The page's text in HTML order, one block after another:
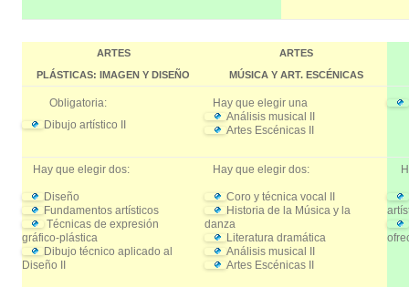
ARTES
PLÁSTICAS: IMAGEN Y DISEÑO
ARTES
MÚSICA Y ART. ESCÉNICAS
Obligatoria:
Dibujo artístico II
Hay que elegir una
Análisis musical II
Artes Escénicas II
Hay que elegir dos:
Diseño
Fundamentos artísticos
Técnicas de expresión
gráfico-plástica
Dibujo técnico aplicado al
Diseño II
Hay que elegir dos:
Coro y técnica vocal II
Historia de la Música y la
danza
Literatura dramática
Análisis musical II
Artes Escénicas II